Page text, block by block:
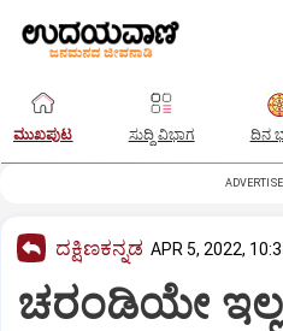
ಮುಖಪುಟ ಸುದ್ದಿ ವಿಭಾಗ ದಿನ
ದಕ್ಷಿಣಕನ್ನಡ APR 5, 2022,
ಚರಂಡಿಯೇ